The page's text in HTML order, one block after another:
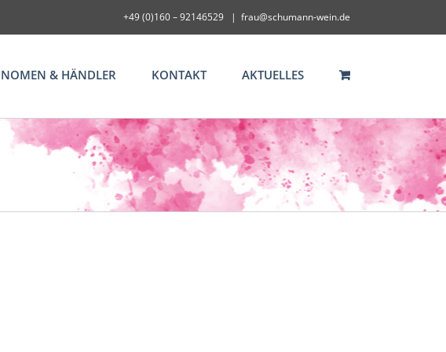
+49 (0)160 – 92146529 | frau@schumann-wein.de
& HÄNDLER KONTAKT AKTUELLES